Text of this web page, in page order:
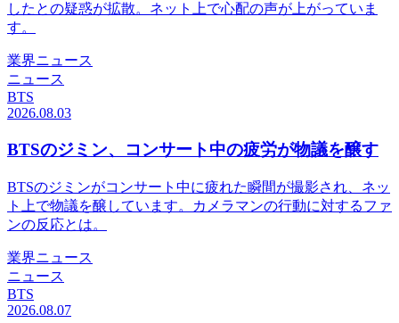
したとの疑惑が拡散。ネット上で心配の声が上がっていま
す。
業界ニュース
ニュース
BTS
2026.08.03
BTSのジミン、コンサート中の疲労が物議を醸す
BTSのジミンがコンサート中に疲れた瞬間が撮影され、ネッ
ト上で物議を醸しています。カメラマンの行動に対するファ
ンの反応とは。
業界ニュース
ニュース
BTS
2026.08.07